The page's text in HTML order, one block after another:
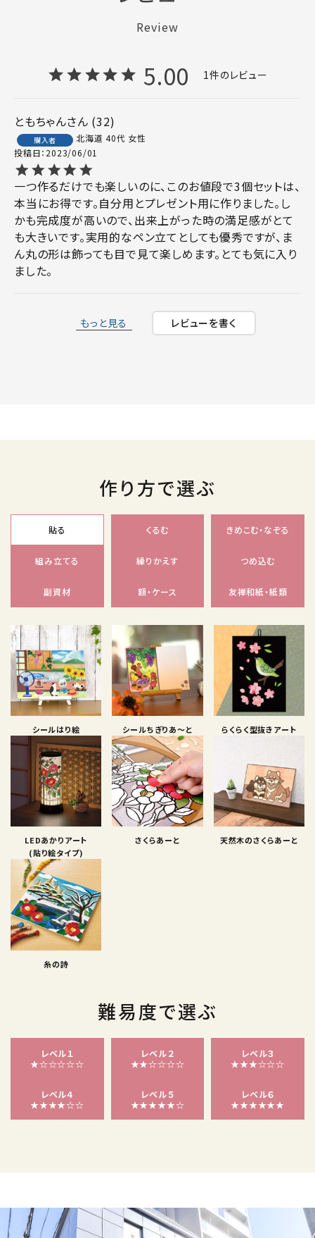
Review
5.00 1
ともちゃん 32
購入者 北海道 40代 女性
投稿日 2023/06/01
一つ作るだけでも楽しいのに、このお値段で3個セットは、
本当にお得です。自分用とプレゼント用に作りました。し
かも完成度が高いので、出来上がった時の満足感がとて
も大きいです。実用的なペン立てとしても優秀ですが、ま
ん丸の形は飾っても目で見て楽しめます。とても気に入り
ました。
もっと見る レビューを書く
作り方で選ぶ
貼る くるむ きめこむ・なぞる
組み立てる 繰りかえす つめ込む
副資材 額・ケース 友禅和紙・紙類
シールはり絵 シールちぎりあ〜と らくらく型抜きアート
LEDあかりアート
(貼り絵タイプ)
さくらあーと 天然木のさくらあーと
糸の詩
難易度で選ぶ
レベル１
★☆☆☆☆☆
レベル２
★★☆☆☆☆
レベル３
★★★☆☆☆
レベル４
★★★★☆☆
レベル５
★★★★★☆
レベル６
★★★★★★